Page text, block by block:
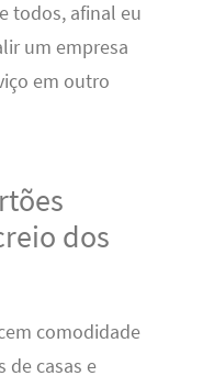
todos, afinal eu
um empresa
em outro
dos
comodidade
de casas e